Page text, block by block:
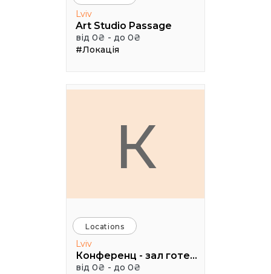
Lviv
Art Studio Passage
від 0₴ - до 0₴
#Локація
К
Locations
Lviv
Конференц - зал готелю ТАУРУС
від 0₴ - до 0₴